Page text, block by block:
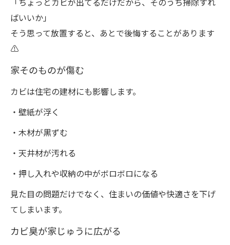
ばいいか」
そう思って放置すると、あとで後悔することがあります
⚠️
家そのものが傷む
カビは住宅の建材にも影響します。
・壁紙が浮く
・木材が黒ずむ
・天井材が汚れる
・押し入れや収納の中がボロボロになる
見た目の問題だけでなく、住まいの価値や快適さを下げ
てしまいます。
カビ臭が家じゅうに広がる